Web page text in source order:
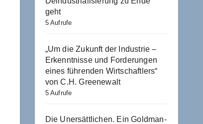
geht
5 Aufrufe
„Um die Zukunft der Industrie –
Erkenntnisse und Forderungen
eines führenden Wirtschaftlers“
von C.H. Greenewalt
5 Aufrufe
Die Unersättlichen. Ein Goldman-